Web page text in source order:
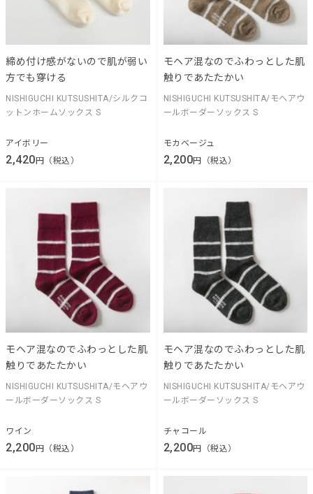
締め付け感がないので肌が弱い
方でも穿ける
NISHIGUCHI KUTSUSHITA/シルクコ
ットンホームソックス S
アイボリー
2,420 円（税込）
モヘア混なのでふわっとした肌
触りであたたかい
NISHIGUCHI KUTSUSHITA/モヘアウ
ールボーダーソックス S
モカベージュ
2,200円（税込）
モヘア混なのでふわっとした肌
触りであたたかい
NISHIGUCHI KUTSUSHITA/モヘアウ
ールボーダーソックス S
ワイン
2,200円（税込）
モヘア混なのでふわっとした肌
触りであたたかい
NISHIGUCHI KUTSUSHITA/モヘアウ
ールボーダーソックス S
チャコール
2,200円（税込）